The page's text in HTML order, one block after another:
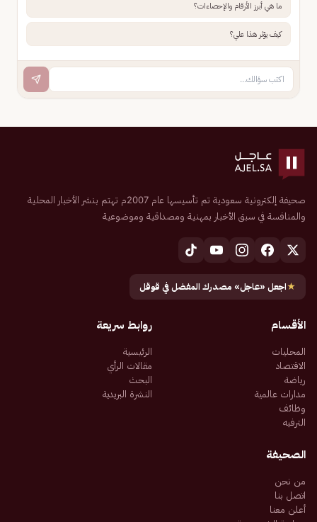
ما هي أبرز الأرقام والإحصاءات؟
كيف يؤثر هذا علي؟
صحيفة إلكترونية سعودية تم تأسيسها عام 2007م تهتم بنشر الأخبار المحلية
والمنافسة في سبق الأخبار بمهنية ومصداقية وموضوعية
★اجعل «عاجل» مصدرك المفضل في قوقل
الأقسام
المحليات
الاقتصاد
رياضة
مدارات عالمية
وظائف
الترفيه
روابط سريعة
الرئيسية
مقالات الرأي
البحث
النشرة البريدية
الصحيفة
من نحن
اتصل بنا
أعلن معنا